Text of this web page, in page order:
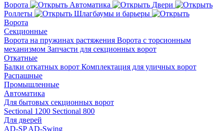
Ворота Автоматика
Двери
Роллеты
Шлагбаумы и барьеры
Ворота
Секционные
Ворота на пружинах растяжения Ворота с торсионным
механизмом Запчасти для секционных ворот
Откатные
Балки откатных ворот Комплектация для уличных ворот
Распашные
Промышленные
Автоматика
Для бытовых секционных ворот
Sectional 1200 Sectional 800
Для дверей
AD-SPAD-Swing